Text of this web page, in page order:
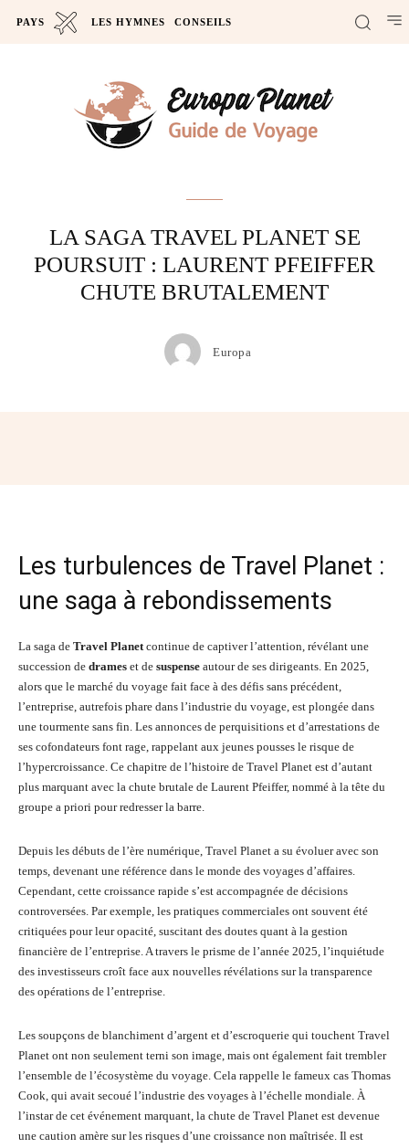
PAYS LES HYMNES CONSEILS
LA SAGA TRAVEL PLANET SE
POURSUIT : LAURENT PFEIFFER
CHUTE BRUTALEMENT
Europa
Les turbulences de Travel Planet :
une saga à rebondissements
La saga de Travel Planetcontinue de captiver l’attention, révélant une
succession de drames et de suspense autour de ses dirigeants. En 2025,
alors que le marché du voyage fait face à des défis sans précédent,
l’entreprise, autrefois phare dans l’industrie du voyage, est plongée dans
une tourmente sans fin. Les annonces de perquisitions et d’arrestations de
ses cofondateurs font rage, rappelant aux jeunes pousses le risque de
l’hypercroissance. Ce chapitre de l’histoire de Travel Planet est d’autant
plus marquant avec la chute brutale de Laurent Pfeiffer, nommé à la tête du
groupe a priori pour redresser la barre.
Depuis les débuts de l’ère numérique, Travel Planet a su évoluer avec son
temps, devenant une référence dans le monde des voyages d’affaires.
Cependant, cette croissance rapide s’est accompagnée de décisions
controversées. Par exemple, les pratiques commerciales ont souvent été
critiquées pour leur opacité, suscitant des doutes quant à la gestion
financière de l’entreprise. A travers le prisme de l’année 2025, l’inquiétude
des investisseurs croît face aux nouvelles révélations sur la transparence
des opérations de l’entreprise.
Les soupçons de blanchiment d’argent et d’escroquerie qui touchent Travel
Planet ont non seulement terni son image, mais ont également fait trembler
l’ensemble de l’écosystème du voyage. Cela rappelle le fameux cas Thomas
Cook, qui avait secoué l’industrie des voyages à l’échelle mondiale. À
l’instar de cet événement marquant, la chute de Travel Planet est devenue
une caution amère sur les risques d’une croissance non maîtrisée. Il est